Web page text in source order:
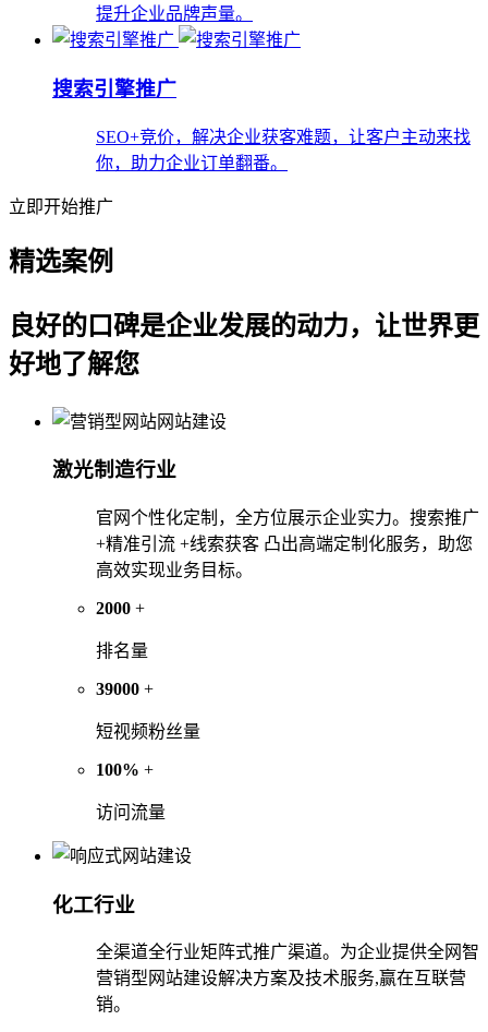
提升企业品牌声量。
搜索引擎推广
SEO+竞价，解决企业获客难题，让客户主动来找
你，助力企业订单翻番。
立即开始推广
精选案例
良好的口碑是企业发展的动力，让世界更
好地了解您
激光制造行业
官网个性化定制，全方位展示企业实力。搜索推广
+精准引流 +线索获客 凸出高端定制化服务，助您
高效实现业务目标。
2000 +
排名量
39000 +
短视频粉丝量
100% +
访问流量
化工行业
全渠道全行业矩阵式推广渠道。为企业提供全网智
营销型网站建设解决方案及技术服务,赢在互联营
销。